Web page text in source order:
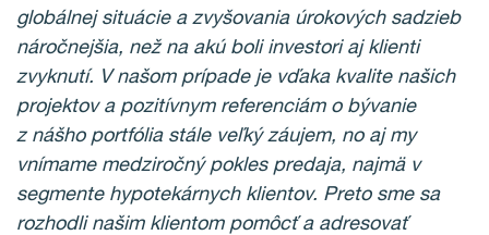
globálnej situácie a zvyšovania úrokových sadzieb
náročnejšia, než na akú boli investori aj klienti
zvyknutí. V našom prípade je vďaka kvalite našich
projektov a pozitívnym referenciám o bývanie
z nášho portfólia stále veľký záujem, no aj my
vnímame medziročný pokles predaja, najmä v
segmente hypotekárnych klientov. Preto sme sa
rozhodli našim klientom pomôcť a adresovať